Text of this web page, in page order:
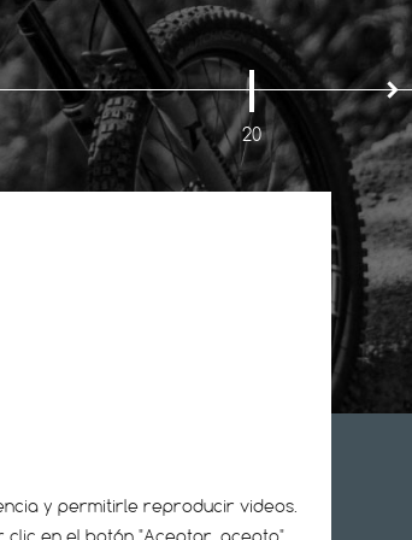
20
y permitirle reproducir videos.